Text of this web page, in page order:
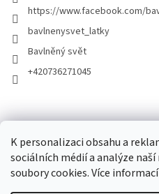
K personalizaci obsahu a
sociálních médií a analýze
soubory cookies. Více informací
https://www.facebook.com/
bavlnenysvet_latky
Bavlněný svět
+420736271045